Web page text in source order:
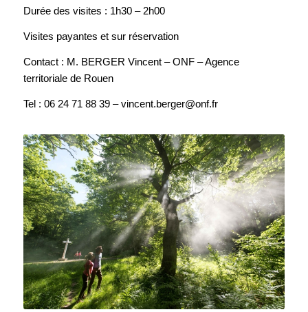
Durée des visites : 1h30 – 2h00
Visites payantes et sur réservation
Contact : M. BERGER Vincent – ONF – Agence
territoriale de Rouen
Tel : 06 24 71 88 39 – vincent.berger@onf.fr